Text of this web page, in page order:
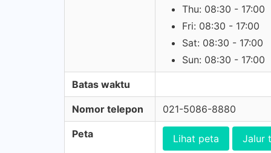
Thu: 08:30 - 17:00
Fri: 08:30 - 17:00
Sat: 08:30 - 17:00
Sun: 08:30 - 17:00
Batas waktu
Nomor telepon 021-5086-8880
Peta Lihat peta Jalur